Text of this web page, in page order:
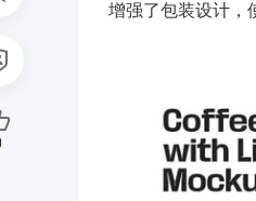
增强了包装设计，